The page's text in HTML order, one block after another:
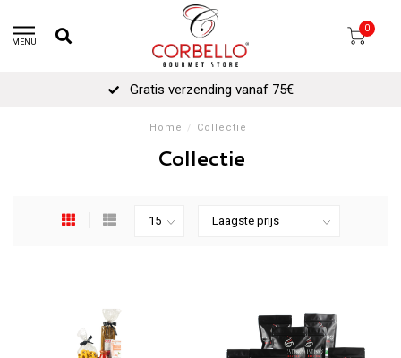
MENU
0
Gratis verzending vanaf 75€
Home / Collectie
Collectie